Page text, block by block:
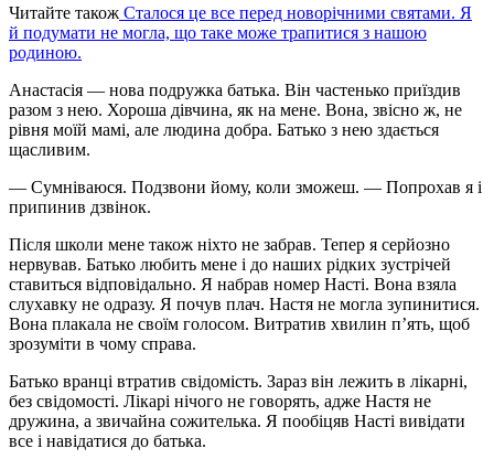
Читайте також Сталося це все перед новорічними святами. Я
й подумати не могла, що таке може трапитися з нашою
родиною.
Анастасія — нова подружка батька. Він частенько приїздив
разом з нею. Хороша дівчина, як на мене. Вона, звісно ж, не
рівня моїй мамі, але людина добра. Батько з нею здається
щасливим.
— Сумніваюся. Подзвони йому, коли зможеш. — Попрохав я і
припинив дзвінок.
Після школи мене також ніхто не забрав. Тепер я серйозно
нервував. Батько любить мене і до наших рідких зустрічей
ставиться відповідально. Я набрав номер Насті. Вона взяла
слухавку не одразу. Я почув плач. Настя не могла зупинитися.
Вона плакала не своїм голосом. Витратив хвилин п’ять, щоб
зрозуміти в чому справа.
Батько вранці втратив свідомість. Зараз він лежить в лікарні,
без свідомості. Лікарі нічого не говорять, адже Настя не
дружина, а звичайна сожителька. Я пообіцяв Насті вивідати
все і навідатися до батька.